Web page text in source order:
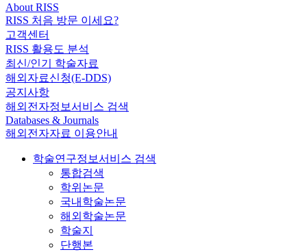
About RISS
RISS 처음 방문 이세요?
고객센터
RISS 활용도 분석
최신/인기 학술자료
해외자료신청(E-DDS)
공지사항
해외전자정보서비스 검색
Databases & Journals
해외전자자료 이용안내
학술연구정보서비스 검색
통합검색
학위논문
국내학술논문
해외학술논문
학술지
단행본